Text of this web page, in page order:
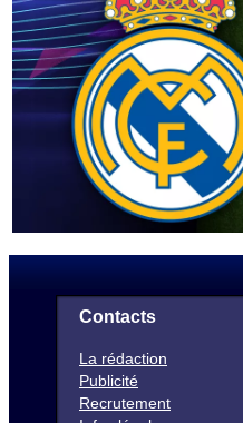
Contacts
La rédaction
Publicité
Recrutement